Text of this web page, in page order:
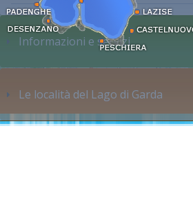
Informazioni e servizi
Le località del Lago di Garda